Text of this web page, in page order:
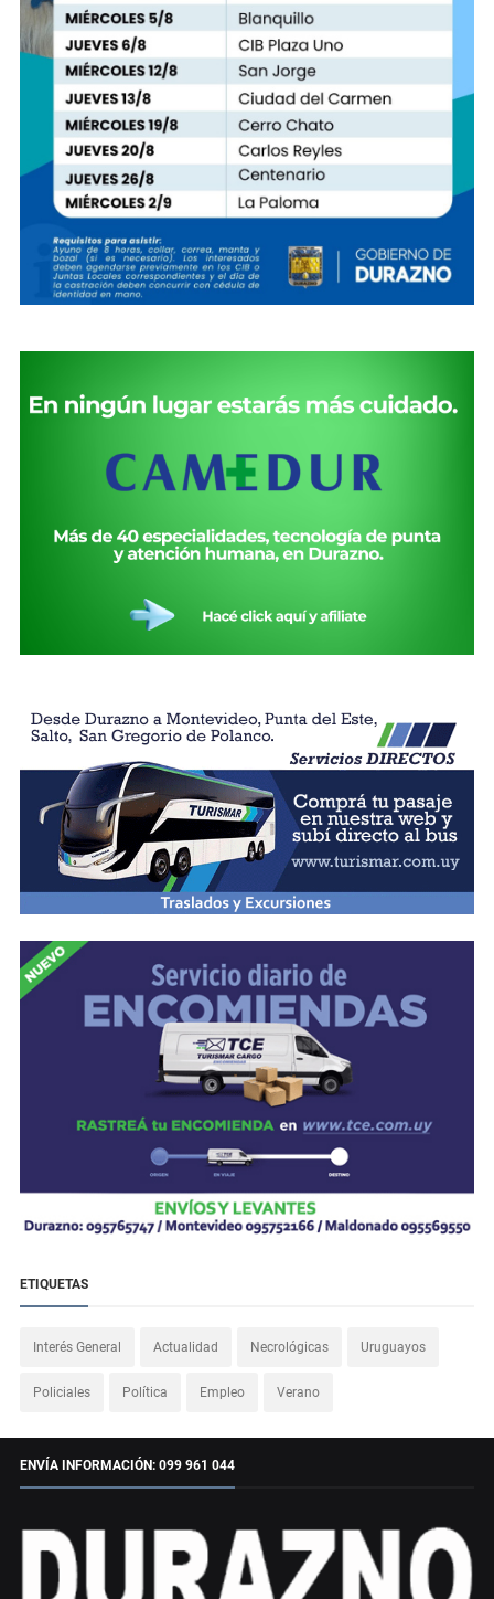
ETIQUETAS
Interés General Actualidad Necrológicas Uruguayos
Policiales Política Empleo Verano
ENVÍA INFORMACIÓN: 099 961 044